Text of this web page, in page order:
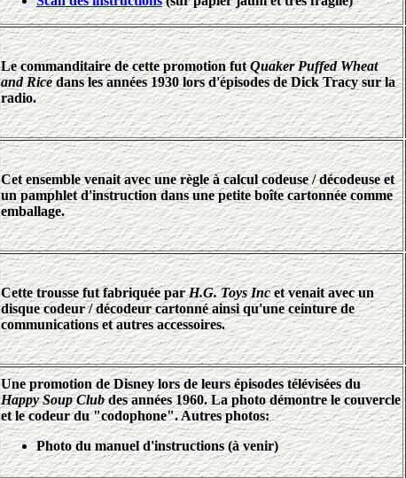
Le commanditaire de cette promotion futQuaker Puffed Wheat
and Ricedans les années 1930 lors d'épisodes de Dick Tracy sur la
radio.
Cet ensemble venait avec une règle à calcul codeuse / décodeuse et
un pamphlet d'instruction dans une petite boîte cartonnée comme
emballage.
Cette trousse fut fabriquée parH.G. Toys Incet venait avec un
disque codeur / décodeur cartonné ainsi qu'une ceinture de
communications et autres accessoires.
Une promotion de Disney lors de leurs épisodes télévisées du
Happy Soup Clubdes années 1960. La photo démontre le couvercle
et le codeur du "codophone". Autres photos:
Photo du manuel d'instructions (à venir)